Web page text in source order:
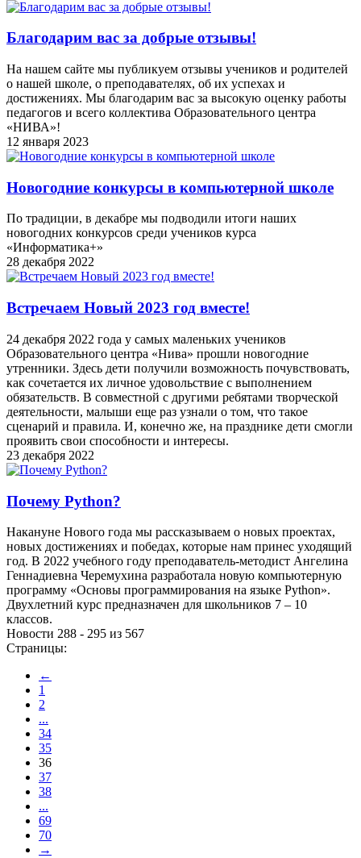
Благодарим вас за добрые отзывы!
На нашем сайте мы публикуем отзывы учеников и родителей
о нашей школе, о преподавателях, об их успехах и
достижениях. Мы благодарим вас за высокую оценку работы
педагогов и всего коллектива Образовательного центра
«НИВА»!
12 января 2023
Новогодние конкурсы в компьютерной школе
По традиции, в декабре мы подводили итоги наших
новогодних конкурсов среди учеников курса
«Информатика+»
28 декабря 2022
Встречаем Новый 2023 год вместе!
24 декабря 2022 года у самых маленьких учеников
Образовательного центра «Нива» прошли новогодние
утренники. Здесь дети получили возможность почувствовать,
как сочетается их личное удовольствие с выполнением
обязательств. В совместной с другими ребятами творческой
деятельности, малыши еще раз узнали о том, что такое
сценарий и правила. И, конечно же, на празднике дети смогли
проявить свои способности и интересы.
23 декабря 2022
Почему Python?
Накануне Нового года мы рассказываем о новых проектах,
новых достижениях и победах, которые нам принес уходящий
год. В 2022 учебного году преподаватель-методист Ангелина
Геннадиевна Черемухина разработала новую компьютерную
программу «Основы программирования на языке Python».
Двухлетний курс предназначен для школьников 7 – 10
классов.
Новости 288 - 295 из 567
Страницы:
←
1
2
...
34
35
36
37
38
...
69
70
→